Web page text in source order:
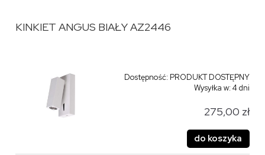
KINKIET ANGUS BIAŁY AZ2446
Dostępność: PRODUKT DOSTĘPNY
Wysyłka w:4 dni
275,00 zł
do koszyka